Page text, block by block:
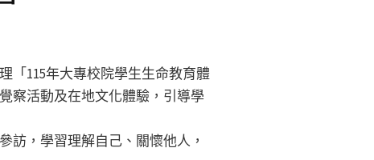
「115年大專校院學生生命教育體
察活動及在地文化體驗，引導學
訪，學習理解自己、關懷他人，